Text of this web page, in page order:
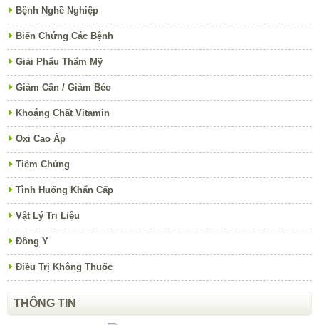
Bệnh Nghề Nghiệp
Biến Chứng Các Bệnh
Giải Phẩu Thẩm Mỹ
Giảm Cân / Giảm Béo
Khoáng Chất Vitamin
Oxi Cao Áp
Tiêm Chủng
Tình Huống Khẩn Cấp
Vật Lý Trị Liệu
Đông Y
Điều Trị Không Thuốc
THÔNG TIN